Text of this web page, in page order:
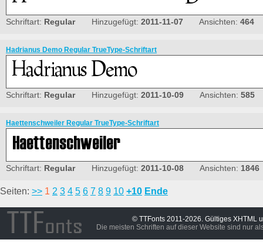
Schriftart: RegularHinzugefügt: 2011-11-07 Ansichten: 464
Hadrianus Demo Regular TrueType-Schriftart
Schriftart: RegularHinzugefügt: 2011-10-09 Ansichten: 585
Haettenschweiler Regular TrueType-Schriftart
Schriftart: RegularHinzugefügt: 2011-10-08 Ansichten: 1846
Seiten: >> 1 2 3 4 5 6 7 8 9 10 +10 Ende
© TTFonts 2011-2026. Gültiges XHTML
Die meisten Schriften auf dieser Website sind nur